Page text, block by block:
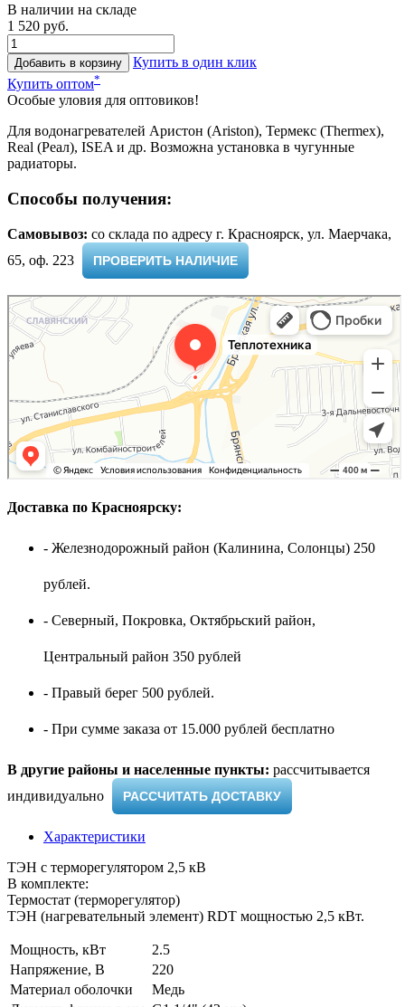
В наличии на складе
1 520 руб.
Добавить в корзину
Купить в один клик
Купить оптом*
Особые уловия для оптовиков!
Для водонагревателей Аристон (Ariston), Термекс (Thermex),
Real (Реал), ISEA и др. Возможна установка в чугунные
радиаторы.
Способы получения:
Самовывоз: cо склада по адресу г. Красноярск, ул. Маерчака,
65, оф. 223 ​
ПРОВЕРИТЬ НАЛИЧИЕ
Доставка по Красноярску:
- Железнодорожный район (Калинина, Солонцы) 250
рублей.
- Северный, Покровка, Октябрьский район,
Центральный район 350 рублей
- Правый берег 500 рублей.
- При сумме заказа от 15.000 рублей бесплатно
В другие районы и населенные пункты: рассчитывается
индивидуально ​
РАССЧИТАТЬ ДОСТАВКУ
Характеристики
ТЭН с терморегулятором 2,5 кВ
В комплекте:
Термостат (терморегулятор)
ТЭН (нагревательный элемент) RDT мощностью 2,5 кВт.
Мощность, кВт
2.5
Напряжение, В
220
Материал оболочки
Медь